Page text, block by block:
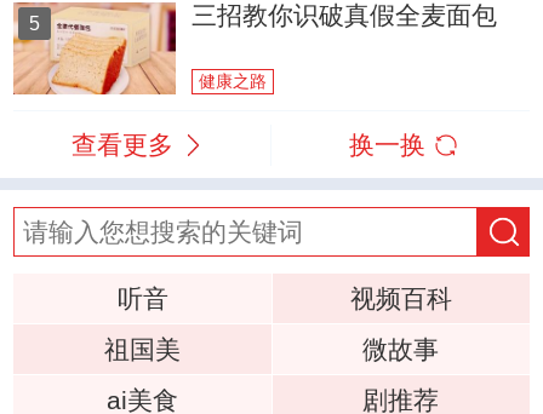
5 三招教你识破真假全麦面包
健康之路
查看更多 换一换
听音
视频百科
祖国美
微故事
ai美食
剧推荐